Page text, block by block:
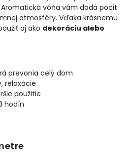
vôňa vám dodá pocit
atmosféry. Vďaka krásnemu
aj ako dekoráciu alebo
prevonia celý dom
relaxácie
použitie
hodín